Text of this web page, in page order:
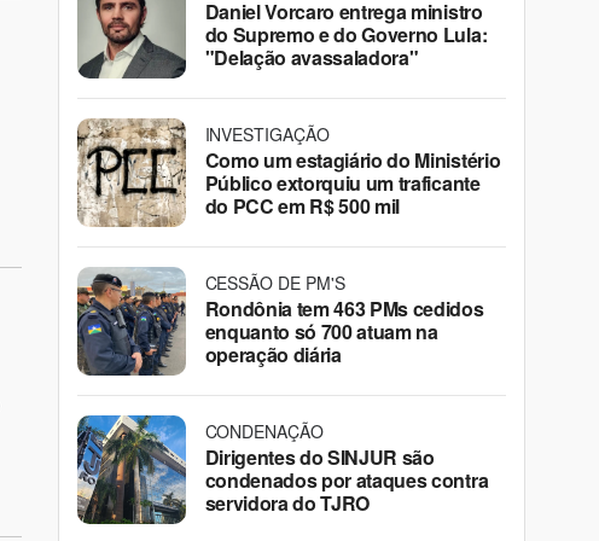
Daniel Vorcaro entrega ministro
do Supremo e do Governo Lula:
"Delação avassaladora"
INVESTIGAÇÃO
Como um estagiário do Ministério
Público extorquiu um traficante
do PCC em R$ 500 mil
CESSÃO DE PM'S
Rondônia tem 463 PMs cedidos
enquanto só 700 atuam na
operação diária
CONDENAÇÃO
Dirigentes do SINJUR são
condenados por ataques contra
servidora do TJRO